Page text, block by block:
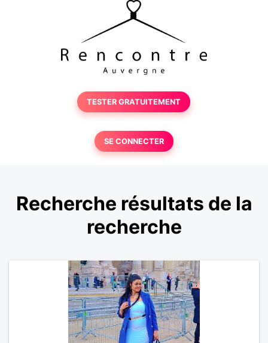
TESTER GRATUITEMENT
SE CONNECTER
Recherche résultats de la
recherche